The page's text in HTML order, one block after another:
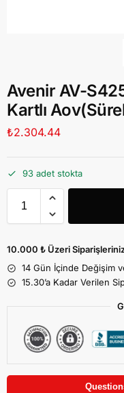
Avenir AV-
Kartlı
₺2.304.44
93 adet stokta
10.000 ₺ Üzeri
14 Gün İçinde Değişim
15.30’a Kadar Verilen